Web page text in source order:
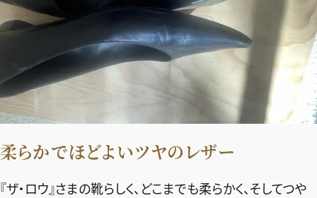
特典が満載！
新規会員登録はこちら
柔らかでほどよいツヤのレザー
『ザ・ロウ』さまの靴らしく、どこまでも柔らかく、そしてつや